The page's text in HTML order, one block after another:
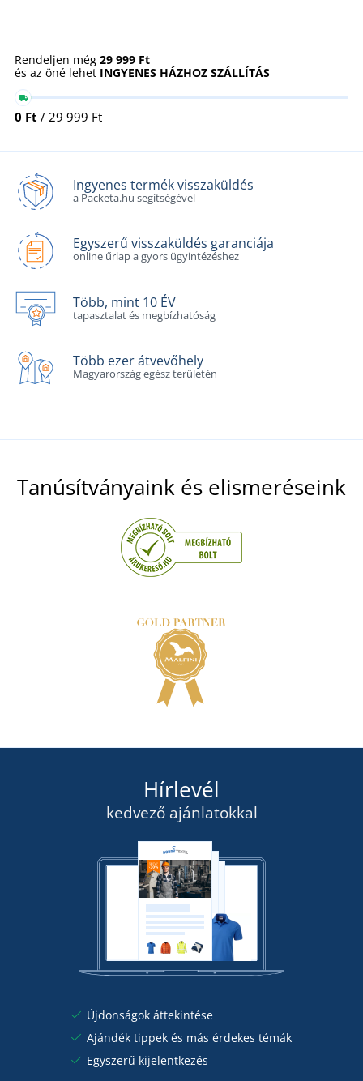
Rendeljen még 29 999 Ft
és az öné lehet INGYENES HÁZHOZ SZÁLLÍTÁS
0 Ft / 29 999 Ft
Ingyenes termék visszaküldés
a Packeta.hu segítségével
Egyszerű visszaküldés garanciája
online űrlap a gyors ügyintézéshez
Több, mint 10 ÉV
tapasztalat és megbízhatóság
Több ezer átvevőhely
Magyarország egész területén
Tanúsítványaink és elismeréseink
Hírlevél
kedvező ajánlatokkal
Újdonságok áttekintése
Ajándék tippek és más érdekes témák
Egyszerű kijelentkezés